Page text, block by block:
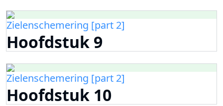
Zielenschemering [part 2]
Hoofdstuk 9
Zielenschemering [part 2]
Hoofdstuk 10